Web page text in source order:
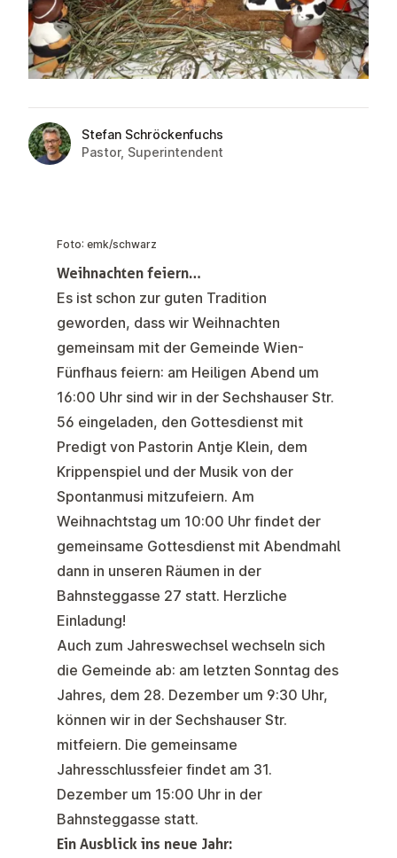
Stefan Schröckenfuchs
Pastor, Superintendent
Foto: emk/schwarz
Weihnachten feiern…
Es ist schon zur guten Tradition
geworden, dass wir Weihnachten
gemeinsam mit der Gemeinde Wien-
Fünfhaus feiern: am Heiligen Abend um
16:00 Uhr sind wir in der Sechshauser Str.
56 eingeladen, den Gottesdienst mit
Predigt von Pastorin Antje Klein, dem
Krippenspiel und der Musik von der
Spontanmusi mitzufeiern. Am
Weihnachtstag um 10:00 Uhr findet der
gemeinsame Gottesdienst mit Abendmahl
dann in unseren Räumen in der
Bahnsteggasse 27 statt. Herzliche
Einladung!
Auch zum Jahreswechselwechseln sich
die Gemeinde ab: am letzten Sonntag des
Jahres, dem 28. Dezember um 9:30 Uhr,
können wir in der Sechshauser Str.
mitfeiern. Die gemeinsame
Jahresschlussfeier findet am 31.
Dezember um 15:00 Uhr in der
Bahnsteggasse statt.
Ein Ausblick ins neue Jahr: